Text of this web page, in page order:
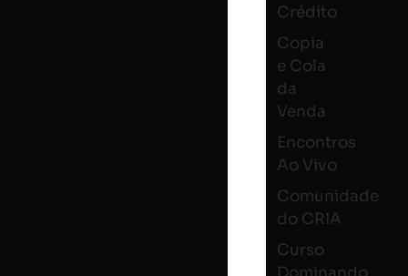
Crédito
Copia
e Cola
da
Venda
Encontros
Ao Vivo
Comunidade
do CRIA
Curso